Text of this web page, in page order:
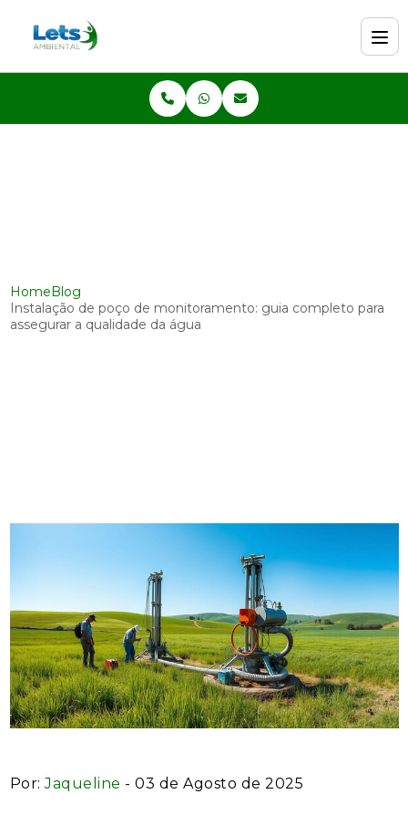
HomeBlog
Instalação de poço de monitoramento: guia completo para
assegurar a qualidade da água
Por:Jaqueline - 03 de Agosto de 2025